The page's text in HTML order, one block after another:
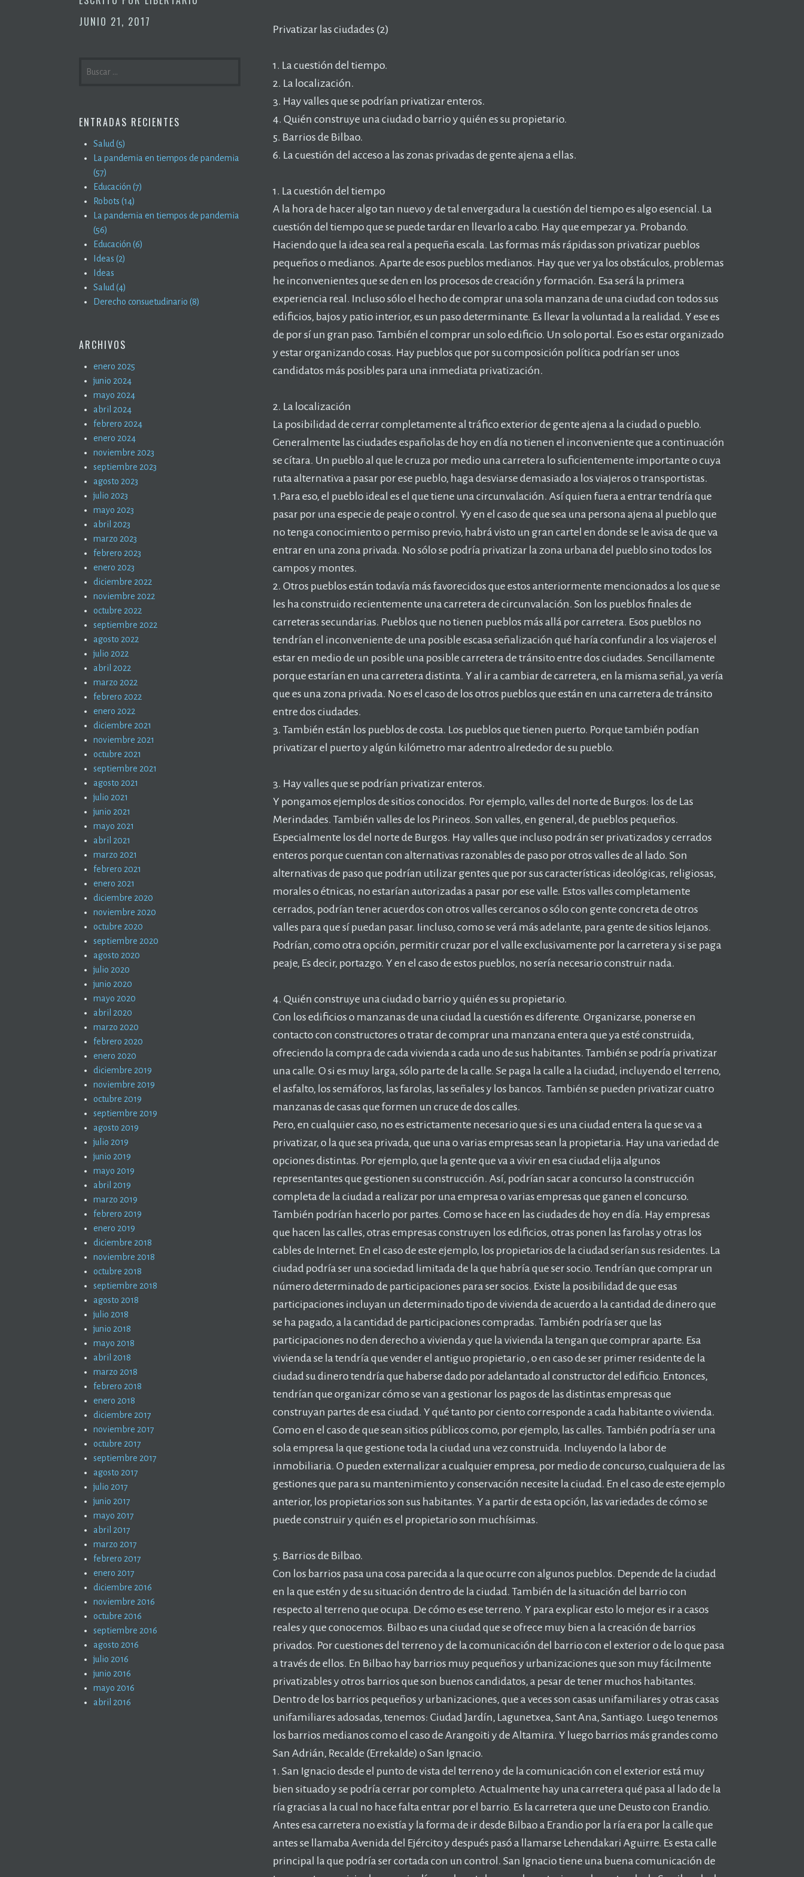
JUNIO 21, 2017
Privatizar las ciudades (2)
1. La cuestión del tiempo.
2. La localización.
3. Hay valles que se podrían privatizar enteros.
4. Quién construye una ciudad o barrio y quién es su propietario.
5. Barrios de Bilbao.
6. La cuestión del acceso a las zonas privadas de gente ajena a ellas.
1. La cuestión del tiempo
A la hora de hacer algo tan nuevo y de tal envergadura la cuestión del tiempo es algo esencial. La
cuestión del tiempo que se puede tardar en llevarlo a cabo. Hay que empezar ya. Probando.
Haciendo que la idea sea real a pequeña escala. Las formas más rápidas son privatizar pueblos
pequeños o medianos. Aparte de esos pueblos medianos. Hay que ver ya los obstáculos, problemas
he inconvenientes que se den en los procesos de creación y formación. Esa será la primera
experiencia real. Incluso sólo el hecho de comprar una sola manzana de una ciudad con todos sus
edificios, bajos y patio interior, es un paso determinante. Es llevar la voluntad a la realidad. Y ese es
de por sí un gran paso. También el comprar un solo edificio. Un solo portal. Eso es estar organizado
y estar organizando cosas. Hay pueblos que por su composición política podrían ser unos
candidatos más posibles para una inmediata privatización.
2. La localización
La posibilidad de cerrar completamente al tráfico exterior de gente ajena a la ciudad o pueblo.
Generalmente las ciudades españolas de hoy en día no tienen el inconveniente que a continuación
se cítara. Un pueblo al que le cruza por medio una carretera lo suficientemente importante o cuya
ruta alternativa a pasar por ese pueblo, haga desviarse demasiado a los viajeros o transportistas.
1.Para eso, el pueblo ideal es el que tiene una circunvalación. Así quien fuera a entrar tendría que
pasar por una especie de peaje o control. Yy en el caso de que sea una persona ajena al pueblo que
no tenga conocimiento o permiso previo, habrá visto un gran cartel en donde se le avisa de que va
entrar en una zona privada. No sólo se podría privatizar la zona urbana del pueblo sino todos los
campos y montes.
2. Otros pueblos están todavía más favorecidos que estos anteriormente mencionados a los que se
les ha construido recientemente una carretera de circunvalación. Son los pueblos finales de
carreteras secundarias. Pueblos que no tienen pueblos más allá por carretera. Esos pueblos no
tendrían el inconveniente de una posible escasa señalización qué haría confundir a los viajeros el
estar en medio de un posible una posible carretera de tránsito entre dos ciudades. Sencillamente
porque estarían en una carretera distinta. Y al ir a cambiar de carretera, en la misma señal, ya vería
que es una zona privada. No es el caso de los otros pueblos que están en una carretera de tránsito
entre dos ciudades.
3. También están los pueblos de costa. Los pueblos que tienen puerto. Porque también podían
privatizar el puerto y algún kilómetro mar adentro alrededor de su pueblo.
3. Hay valles que se podrían privatizar enteros.
Y pongamos ejemplos de sitios conocidos. Por ejemplo, valles del norte de Burgos: los de Las
Merindades. También valles de los Pirineos. Son valles, en general, de pueblos pequeños.
Especialmente los del norte de Burgos. Hay valles que incluso podrán ser privatizados y cerrados
enteros porque cuentan con alternativas razonables de paso por otros valles de al lado. Son
alternativas de paso que podrían utilizar gentes que por sus características ideológicas, religiosas,
morales o étnicas, no estarían autorizadas a pasar por ese valle. Estos valles completamente
cerrados, podrían tener acuerdos con otros valles cercanos o sólo con gente concreta de otros
valles para que sí puedan pasar. Iincluso, como se verá más adelante, para gente de sitios lejanos.
Podrían, como otra opción, permitir cruzar por el valle exclusivamente por la carretera y si se paga
peaje, Es decir, portazgo. Y en el caso de estos pueblos, no sería necesario construir nada.
4. Quién construye una ciudad o barrio y quién es su propietario.
Con los edificios o manzanas de una ciudad la cuestión es diferente. Organizarse, ponerse en
contacto con constructores o tratar de comprar una manzana entera que ya esté construida,
ofreciendo la compra de cada vivienda a cada uno de sus habitantes. También se podría privatizar
una calle. O si es muy larga, sólo parte de la calle. Se paga la calle a la ciudad, incluyendo el terreno,
el asfalto, los semáforos, las farolas, las señales y los bancos. También se pueden privatizar cuatro
manzanas de casas que formen un cruce de dos calles.
Pero, en cualquier caso, no es estrictamente necesario que si es una ciudad entera la que se va a
privatizar, o la que sea privada, que una o varias empresas sean la propietaria. Hay una variedad de
opciones distintas. Por ejemplo, que la gente que va a vivir en esa ciudad elija algunos
representantes que gestionen su construcción. Así, podrían sacar a concurso la construcción
completa de la ciudad a realizar por una empresa o varias empresas que ganen el concurso.
También podrían hacerlo por partes. Como se hace en las ciudades de hoy en día. Hay empresas
que hacen las calles, otras empresas construyen los edificios, otras ponen las farolas y otras los
cables de Internet. En el caso de este ejemplo, los propietarios de la ciudad serían sus residentes. La
ciudad podría ser una sociedad limitada de la que habría que ser socio. Tendrían que comprar un
número determinado de participaciones para ser socios. Existe la posibilidad de que esas
participaciones incluyan un determinado tipo de vivienda de acuerdo a la cantidad de dinero que
se ha pagado, a la cantidad de participaciones compradas. También podría ser que las
participaciones no den derecho a vivienda y que la vivienda la tengan que comprar aparte. Esa
vivienda se la tendría que vender el antiguo propietario , o en caso de ser primer residente de la
ciudad su dinero tendría que haberse dado por adelantado al constructor del edificio. Entonces,
tendrían que organizar cómo se van a gestionar los pagos de las distintas empresas que
construyan partes de esa ciudad. Y qué tanto por ciento corresponde a cada habitante o vivienda.
Como en el caso de que sean sitios públicos como, por ejemplo, las calles. También podría ser una
sola empresa la que gestione toda la ciudad una vez construida. Incluyendo la labor de
inmobiliaria. O pueden externalizar a cualquier empresa, por medio de concurso, cualquiera de las
gestiones que para su mantenimiento y conservación necesite la ciudad. En el caso de este ejemplo
anterior, los propietarios son sus habitantes. Y a partir de esta opción, las variedades de cómo se
puede construir y quién es el propietario son muchísimas.
5. Barrios de Bilbao.
Con los barrios pasa una cosa parecida a la que ocurre con algunos pueblos. Depende de la ciudad
en la que estén y de su situación dentro de la ciudad. También de la situación del barrio con
respecto al terreno que ocupa. De cómo es ese terreno. Y para explicar esto lo mejor es ir a casos
reales y que conocemos. Bilbao es una ciudad que se ofrece muy bien a la creación de barrios
privados. Por cuestiones del terreno y de la comunicación del barrio con el exterior o de lo que pasa
a través de ellos. En Bilbao hay barrios muy pequeños y urbanizaciones que son muy fácilmente
privatizables y otros barrios que son buenos candidatos, a pesar de tener muchos habitantes.
Dentro de los barrios pequeños y urbanizaciones, que a veces son casas unifamiliares y otras casas
unifamiliares adosadas, tenemos: Ciudad Jardín, Lagunetxea, Sant Ana, Santiago. Luego tenemos
los barrios medianos como el caso de Arangoiti y de Altamira. Y luego barrios más grandes como
San Adrián, Recalde (Errekalde) o San Ignacio.
1. San Ignacio desde el punto de vista del terreno y de la comunicación con el exterior está muy
bien situado y se podría cerrar por completo. Actualmente hay una carretera qué pasa al lado de la
ría gracias a la cual no hace falta entrar por el barrio. Es la carretera que une Deusto con Erandio.
Antes esa carretera no existía y la forma de ir desde Bilbao a Erandio por la ría era por la calle que
antes se llamaba Avenida del Ejército y después pasó a llamarse Lehendakari Aguirre. Es esta calle
principal la que podría ser cortada con un control. San Ignacio tiene una buena comunicación de
ENTRADAS RECIENTES
Salud (5)
La pandemia en tiempos de pandemia
(57)
Educación (7)
Robots (14)
La pandemia en tiempos de pandemia
(56)
Educación (6)
Ideas (2)
Ideas
Salud (4)
Derecho consuetudinario (8)
ARCHIVOS
enero 2025
junio 2024
mayo 2024
abril 2024
febrero 2024
enero 2024
noviembre 2023
septiembre 2023
agosto 2023
julio 2023
mayo 2023
abril 2023
marzo 2023
febrero 2023
enero 2023
diciembre 2022
noviembre 2022
octubre 2022
septiembre 2022
agosto 2022
julio 2022
abril 2022
marzo 2022
febrero 2022
enero 2022
diciembre 2021
noviembre 2021
octubre 2021
septiembre 2021
agosto 2021
julio 2021
junio 2021
mayo 2021
abril 2021
marzo 2021
febrero 2021
enero 2021
diciembre 2020
noviembre 2020
octubre 2020
septiembre 2020
agosto 2020
julio 2020
junio 2020
mayo 2020
abril 2020
marzo 2020
febrero 2020
enero 2020
diciembre 2019
noviembre 2019
octubre 2019
septiembre 2019
agosto 2019
julio 2019
junio 2019
mayo 2019
abril 2019
marzo 2019
febrero 2019
enero 2019
diciembre 2018
noviembre 2018
octubre 2018
septiembre 2018
agosto 2018
julio 2018
junio 2018
mayo 2018
abril 2018
marzo 2018
febrero 2018
enero 2018
diciembre 2017
noviembre 2017
octubre 2017
septiembre 2017
agosto 2017
julio 2017
junio 2017
mayo 2017
abril 2017
marzo 2017
febrero 2017
enero 2017
diciembre 2016
noviembre 2016
octubre 2016
septiembre 2016
agosto 2016
julio 2016
junio 2016
mayo 2016
abril 2016